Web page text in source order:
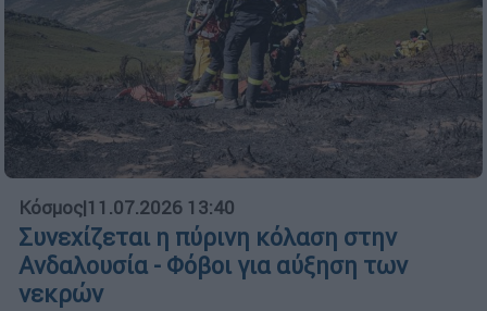
Κόσμος|11.07.2026 13:40
Συνεχίζεται η πύρινη κόλαση στην
Ανδαλουσία - Φόβοι για αύξηση των
νεκρών